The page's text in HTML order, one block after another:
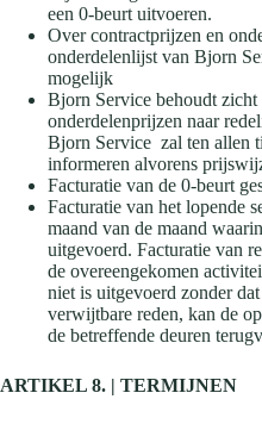
een 0-beurt uitvoeren.
Over contractprijzen en
onderdelenlijst van Bjorn
mogelijk
Bjorn Service behoudt
onderdelenprijzen naar
Bjorn Service zal ten allen
informeren alvorens
Facturatie van de 0-beurt
Facturatie van het lopende
maand van de maand
uitgevoerd. Facturatie van
de overeengekomen
niet is uitgevoerd zonder
verwijtbare reden, kan de
de betreffende deuren
ARTIKEL 8. | TERMIJNEN